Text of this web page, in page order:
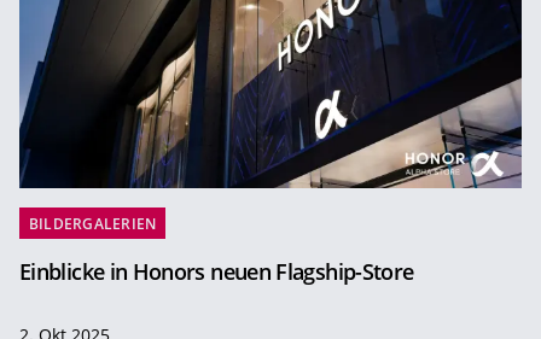
BILDERGALERIEN
Einblicke in Honors neuen Flagship-Store